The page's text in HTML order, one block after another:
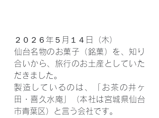
２０２６年５月１４日（木）
仙台名物のお菓子（銘菓）を、知り
合いから、旅行のお土産としていた
だきました。
製造しているのは、「お茶の井ヶ
田・喜久水庵」（本社は宮城県仙台
市青葉区）と言う会社です。